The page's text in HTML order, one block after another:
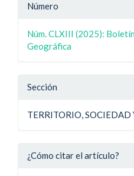
artículo
Número
Núm. CLXIII (2025):
Geográfica
Sección
TERRITORIO, SOCIEDAD
¿Cómo citar el artículo?